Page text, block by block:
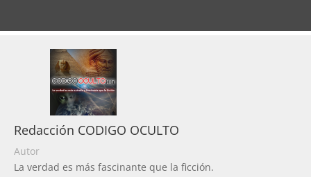
Redacción CODIGO OCULTO
Autor
La verdad es más fascinante que la ficción.